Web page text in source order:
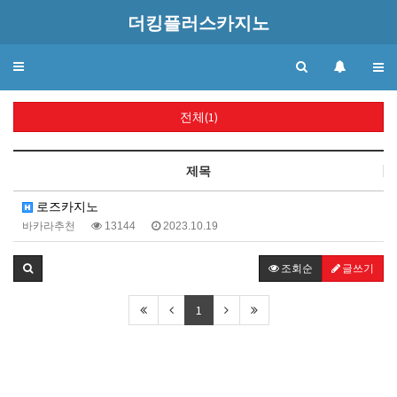
더킹플러스카지노
Toggle
전체(1)
제목
로즈카지노
바카라추천 13144 2023.10.19
조회순 글쓰기
1